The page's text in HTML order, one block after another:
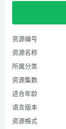
资源编号
资源名称
所属分类
资源集数
适合年龄
语言版本
资源格式